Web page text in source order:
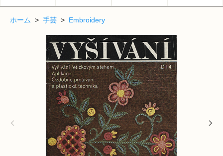
ホーム > 手芸 > Embroidery